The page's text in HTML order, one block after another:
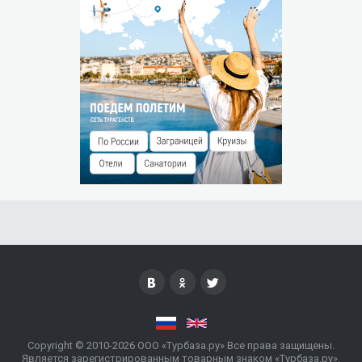
Штраф за незаезд — 0% от суммы предоплаты.
РАЗМЕЩЕНИЕ ДЕТЕЙ
Бесплатно без предоставления места до 4 лет
ОСОБЫЕ УСЛОВИЯ
Размещение домашних животных допускается по
предварительному запросу. Данная услуга может быть
Copyright © 2010-2026 ООО «Турбаза.ру» Все права защищены.
Является зарегистрированным товарным знаком «Турбаза.ру».